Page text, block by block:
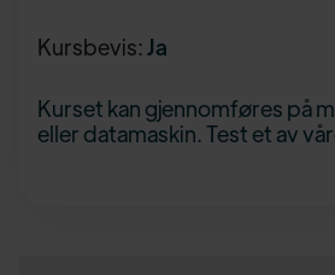
Kursbevis:Ja
Kurset kan gjennomføres på
eller datamaskin. Test et av